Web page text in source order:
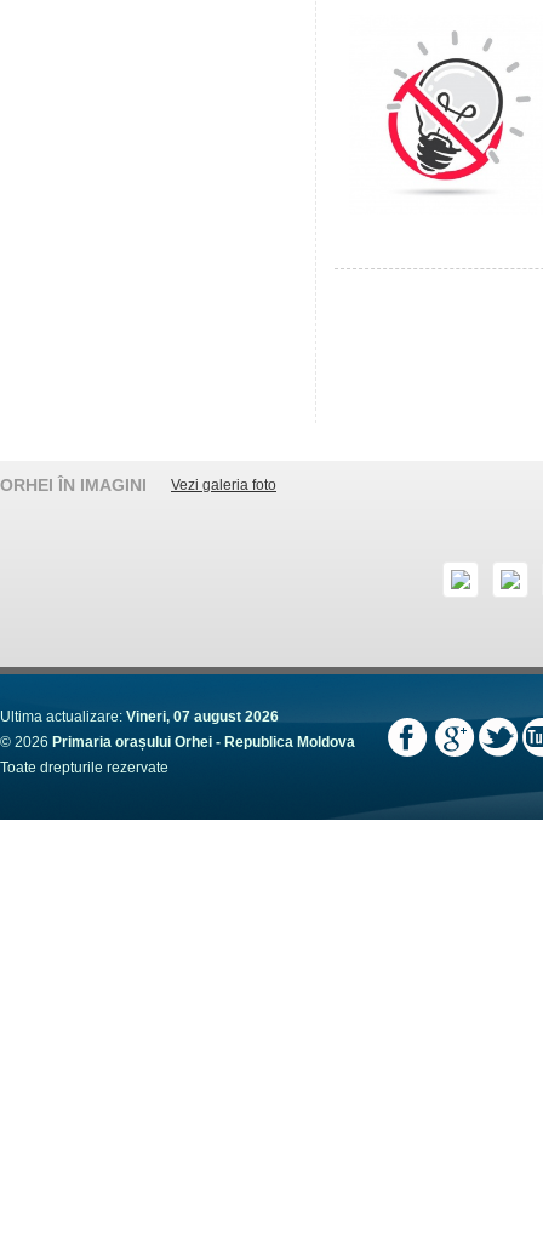
ORHEI ÎN IMAGINI Vezi galeria foto
Ultima actualizare: Vineri, 07 august 2026
© 2026 Primaria orașului Orhei - Republica Moldova
Toate drepturile rezervate